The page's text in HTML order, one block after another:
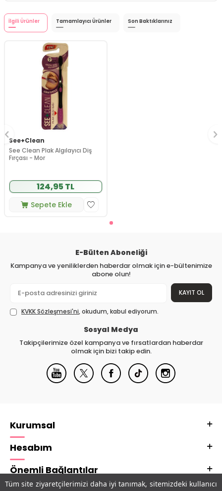
Tüm site ziyaretçilerimizi daha iyi tanımak, sitemizdeki kullanıcı
İlgili Ürünler Tamamlayıcı Ürünler Son Baktıklarınız
See+Clean
See Clean Plak Algılayıcı Diş
Fırçası - Mor
124,95 TL
Sepete Ekle
E-Bülten Aboneliği
Kampanya ve yeniliklerden haberdar olmak için e-bültenimize
abone olun!
KAYIT OL
KVKK Sözleşmesi'ni, okudum, kabul ediyorum.
Sosyal Medya
Takipçilerimize özel kampanya ve fırsatlardan haberdar
olmak için bizi takip edin.
Kurumsal
Hesabım
Önemli Bağlantılar